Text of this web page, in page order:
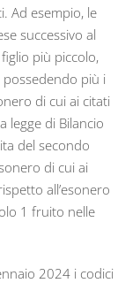
Ad esempio, le
successivo al
più piccolo,
possedendo più i
di cui ai citati
legge di Bilancio
del secondo
di cui ai
all’esonero
1 fruito nelle
2024 i codici